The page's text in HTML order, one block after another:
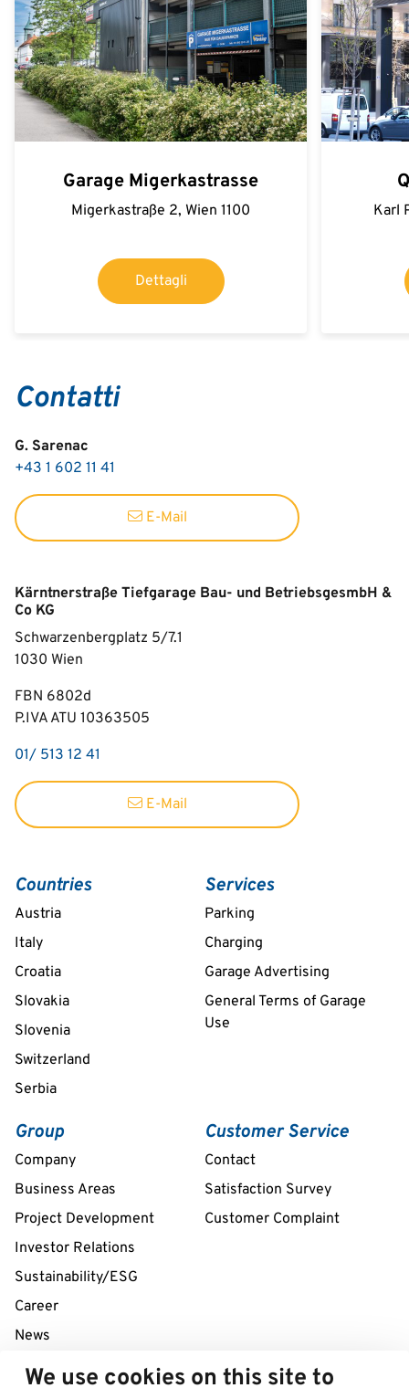
Garage Migerkastrasse
Migerkastraße 2, Wien 1100
Dettagli
Karl
Contatti
G. Sarenac
+43 1 602 11 41
E-Mail
Kärntnerstraße Tiefgarage Bau- und BetriebsgesmbH &
Co KG
Schwarzenbergplatz 5/7.1
1030 Wien
FBN 6802d
P.IVA ATU 10363505
01/ 513 12 41
E-Mail
Countries
Austria
Italy
Croatia
Slovakia
Slovenia
Switzerland
Serbia
Services
Parking
Charging
Garage Advertising
General Terms of Garage
Use
Group
Company
Business Areas
Project Development
Investor Relations
Sustainability/ESG
Career
News
Customer Service
Contact
Satisfaction Survey
Customer Complaint
We use cookies on this site to